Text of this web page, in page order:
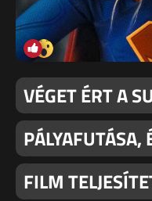
VÉGET ÉRT A
PÁLYAFUTÁSA,
FILM